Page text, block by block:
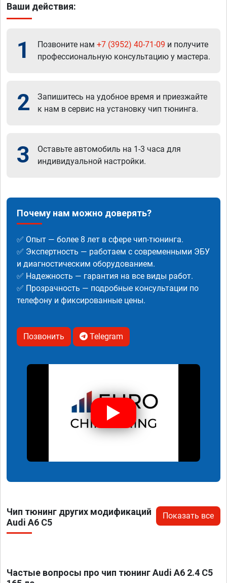
Ваши действия:
1 Позвоните нам +7 (3952) 40-71-09 и получите
профессиональную консультацию у мастера.
2
Запишитесь на удобное время и приезжайте
к нам в сервис на установку чип тюнинга.
3
Оставьте автомобиль на 1-3 часа для
индивидуальной настройки.
Почему нам можно доверять?
✅ Опыт — более 8 лет в сфере чип-тюнинга.
✅ Экспертность — работаем с современными ЭБУ
и диагностическим оборудованием.
✅ Надежность — гарантия на все виды работ.
✅ Прозрачность — подробные консультации по
телефону и фиксированные цены.
Позвонить Telegram
Чип тюнинг других модификаций
Audi A6 C5
Показать все
Частые вопросы про чип тюнинг Audi A6 2.4 C5